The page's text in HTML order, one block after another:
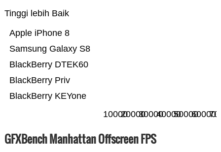
Tinggi lebih Baik
BlackBerry KEYone
BlackBerry Priv
BlackBerry DTEK60
Samsung Galaxy S8
Apple iPhone 8
100002000030000400005000060000
GFXBench Manhattan Offscreen FPS